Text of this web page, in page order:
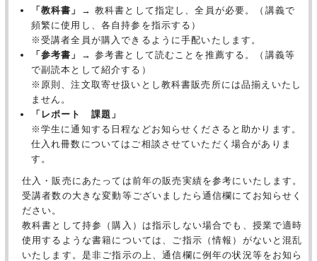
「教科書」
→ 教科書として指定し、全員が必要。（講義で
頻繁に使用し、各自持参を指示する）
※受講者全員が購入できるように手配いたします。
「参考書」
→ 参考書として読むことを推薦する。（講義等
で副読本として紹介する）
※原則、注文取寄せ扱いとし教科書販売所には品揃えいたし
ません。
「レポート 課題」
※学生に通知する日程などお知らせくださると助かります。
仕入れ冊数についてはご相談させていただく場合がありま
す。
仕入・販売にあたっては前年の販売実績を参考にいたします。
受講者数の大きな変動等ございましたら通信欄にてお知らせく
ださい。
教科書として持参（購入）は指示しない場合でも、授業で適時
使用するような書籍については、ご指示（情報）がないと混乱
いたします。是非ご指示の上、通信欄に例年の状況等をお知ら